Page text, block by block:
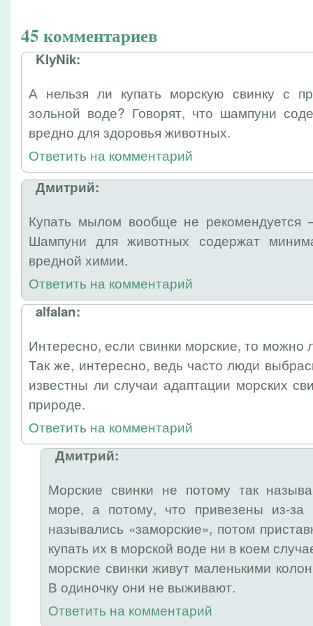
45 комментариев
KlyNik:
А нельзя ли купать морскую свинку с
зольной воде? Говорят, что шампуни
вредно для здоровья животных.
Ответить на комментарий
Дмитрий:
Купать мылом вообще не
Шампуни для животных содержат
вредной химии.
Ответить на комментарий
alfalan:
Интересно, если свинки морские, то можно
Так же, интересно, ведь часто люди
известны ли случаи адаптации морских
природе.
Ответить на комментарий
Дмитрий:
Морские свинки не потому так
море, а потому, что привезены из-
назывались «заморские», потом
купать их в морской воде ни в коем
морские свинки живут маленькими
В одиночку они не выживают.
Ответить на комментарий